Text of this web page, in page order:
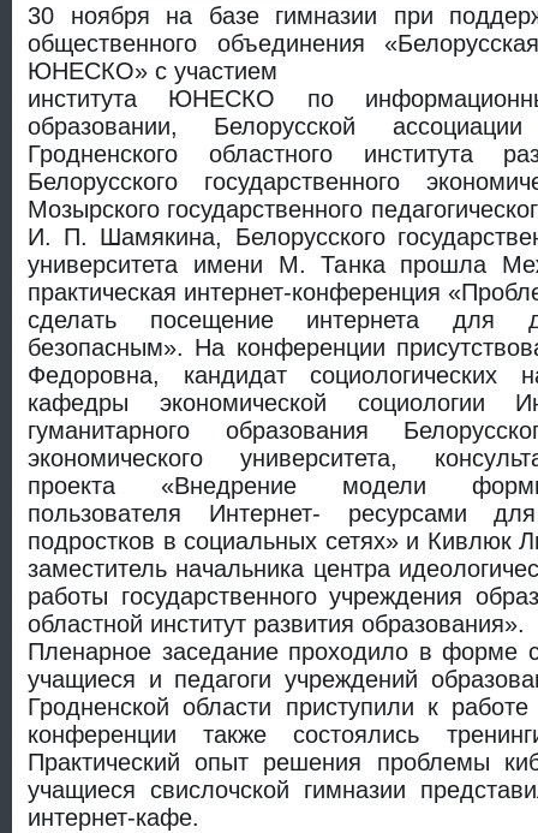
30 ноября на базе гимназии при
общественного объединения
ЮНЕСКО» с участием
института ЮНЕСКО по
образовании, Белорусской
Гродненского областного института
Белорусского государственного
Мозырского государственного
И. П. Шамякина, Белорусского
университета имени М. Танка прошла
практическая интернет-конференция
сделать посещение интернета для
безопасным». На конференции
Федоровна, кандидат социологических
кафедры экономической социологии
гуманитарного образования
экономического университета,
проекта «Внедрение модели
пользователя Интернет- ресурсами
подростков в социальных сетях» и Кивлюк
заместитель начальника центра
работы государственного учреждения
областной институт развития образования».
Пленарное заседание проходило в форме
учащиеся и педагоги учреждений
Гродненской области приступили к
конференции также состоялись
Практический опыт решения проблемы
учащиеся свислочской гимназии
интернет-кафе.